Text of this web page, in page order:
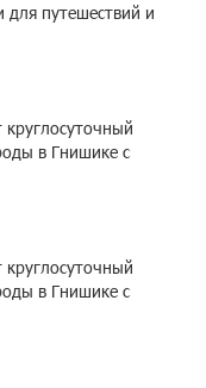
для путешествий и
круглосуточный
в Гнишике с
круглосуточный
в Гнишике с